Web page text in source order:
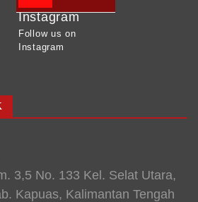
Instagram
Follow us on
Instagram
3,5 No. 133 Kel. Selat Utara,
Kapuas, Kalimantan Tengah